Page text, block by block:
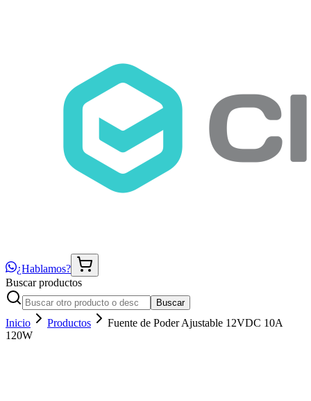
¿Hablamos?
Buscar productos
Buscar
Inicio Productos
Fuente de Poder Ajustable 12VDC 10A
120W